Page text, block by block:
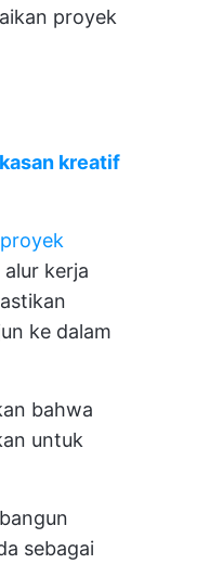
proyek
kreatif
proyek
kerja
ke dalam
bahwa
untuk
sebagai